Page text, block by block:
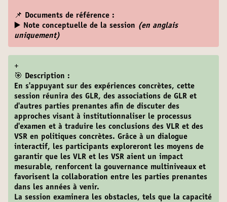
📌 Documents de référence :
▶️ Note conceptuelle de la session (en anglais
uniquement)
+
🎯 Description :
En s'appuyant sur des expériences concrètes, cette
session réunira des GLR, des associations de GLR et
d'autres parties prenantes afin de discuter des
approches visant à institutionnaliser le processus
d'examen et à traduire les conclusions des VLR et des
VSR en politiques concrètes. Grâce à un dialogue
interactif, les participants exploreront les moyens de
garantir que les VLR et les VSR aient un impact
mesurable, renforcent la gouvernance multiniveaux et
favorisent la collaboration entre les parties prenantes
dans les années à venir.
La session examinera les obstacles, tels que la capacité